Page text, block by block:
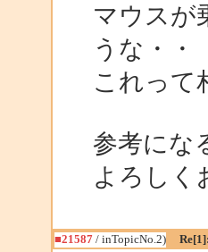
マウスが
うな・・
これって
参考にな
よろしく
■21587/ inTopicNo.2)